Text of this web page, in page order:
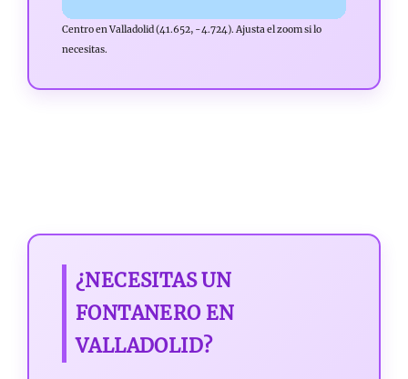
Centro en Valladolid (41.652, -4.724). Ajusta el zoom si lo
necesitas.
¿NECESITAS UN
FONTANERO EN
VALLADOLID?